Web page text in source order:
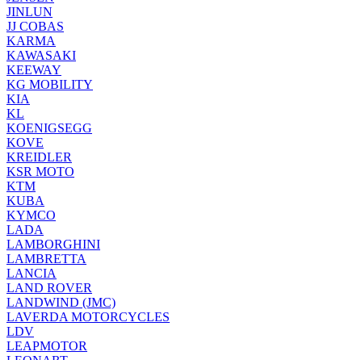
JINLUN
JJ COBAS
KARMA
KAWASAKI
KEEWAY
KG MOBILITY
KIA
KL
KOENIGSEGG
KOVE
KREIDLER
KSR MOTO
KTM
KUBA
KYMCO
LADA
LAMBORGHINI
LAMBRETTA
LANCIA
LAND ROVER
LANDWIND (JMC)
LAVERDA MOTORCYCLES
LDV
LEAPMOTOR